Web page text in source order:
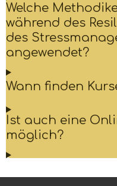
Welche
während des
des
angewendet?
Wann finden
Ist auch eine
möglich?